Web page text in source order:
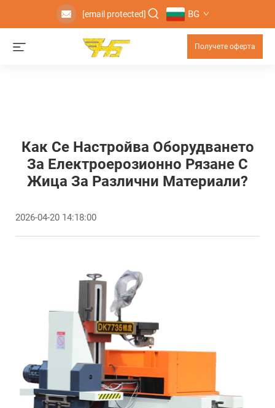
[email protected] BG
Получете оферта
Как Се Настройва Оборудването
За Електроерозионно Рязане С
Жица За Различни Материали?
2026-04-20 14:18:00